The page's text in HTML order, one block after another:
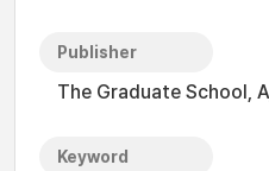
Publisher
The Graduate School,
Keyword